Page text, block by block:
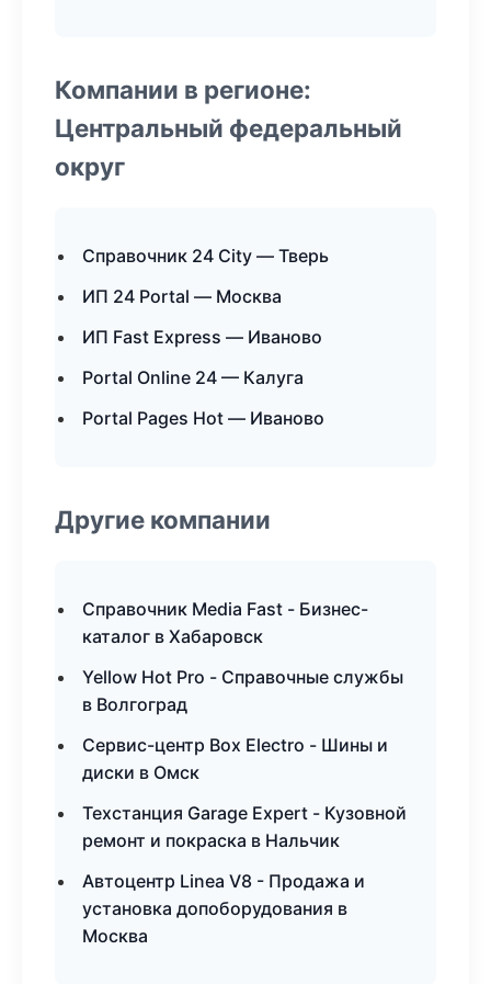
Компании в регионе:
Центральный федеральный
округ
Справочник 24 City — Тверь
ИП 24 Portal — Москва
ИП Fast Express — Иваново
Portal Online 24 — Калуга
Portal Pages Hot — Иваново
Другие компании
Справочник Media Fast - Бизнес-
каталог в Хабаровск
Yellow Hot Pro - Справочные службы
в Волгоград
Сервис-центр Box Electro - Шины и
диски в Омск
Техстанция Garage Expert - Кузовной
ремонт и покраска в Нальчик
Автоцентр Linea V8 - Продажа и
установка допоборудования в
Москва